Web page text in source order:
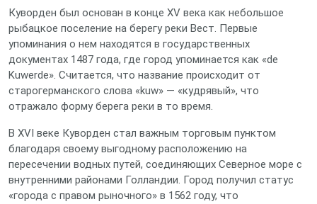
Куворден был основан в конце XV века как небольшое
рыбацкое поселение на берегу реки Вест. Первые
упоминания о нем находятся в государственных
документах 1487 года, где город упоминается как «de
Kuwerde». Считается, что название происходит от
старогерманского слова «kuw» — «кудрявый», что
отражало форму берега реки в то время.
В XVI веке Куворден стал важным торговым пунктом
благодаря своему выгодному расположению на
пересечении водных путей, соединяющих Северное море с
внутренними районами Голландии. Город получил статус
«города с правом рыночного» в 1562 году, что